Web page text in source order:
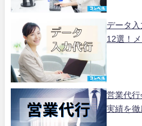
データ入
12選！
営業代
実績を徹